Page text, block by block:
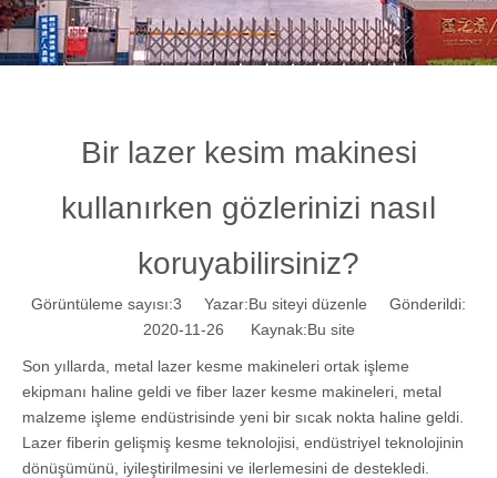
Bir lazer kesim makinesi
kullanırken gözlerinizi nasıl
koruyabilirsiniz?
Görüntüleme sayısı:3 Yazar:Bu siteyi düzenle Gönderildi:
2020-11-26 Kaynak:Bu site
Son yıllarda, metal lazer kesme makineleri ortak işleme
ekipmanı haline geldi ve fiber lazer kesme makineleri, metal
malzeme işleme endüstrisinde yeni bir sıcak nokta haline geldi.
Lazer fiberin gelişmiş kesme teknolojisi, endüstriyel teknolojinin
dönüşümünü, iyileştirilmesini ve ilerlemesini de destekledi.